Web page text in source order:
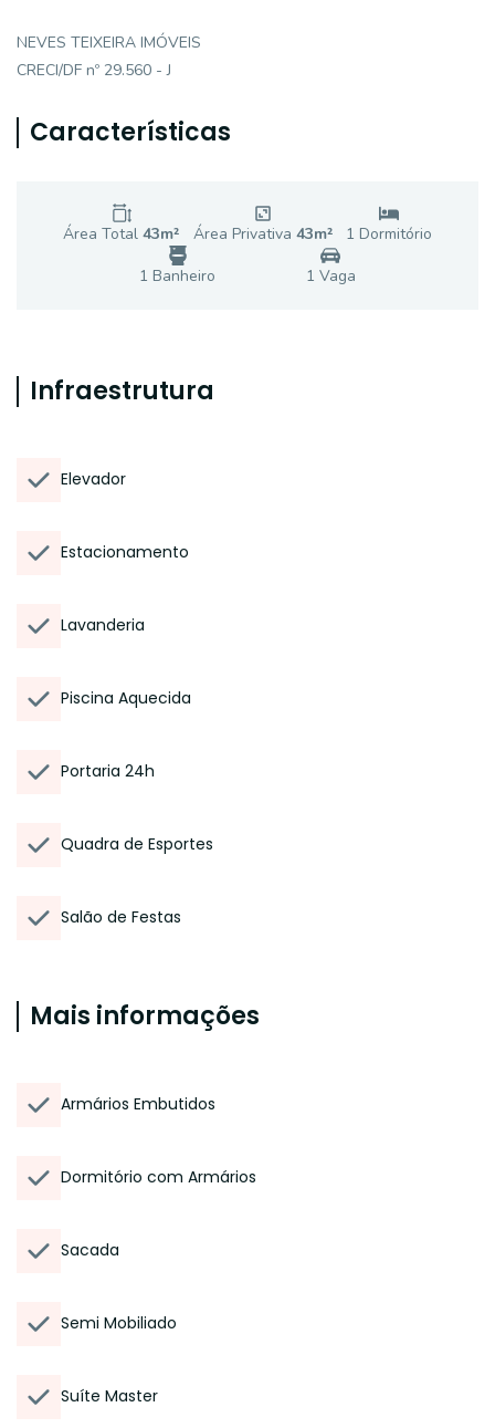
NEVES TEIXEIRA IMÓVEIS
CRECI/DF nº 29.560 - J
Características
Área Total 43m² Área Privativa 43m² 1 Dormitório
1 Banheiro 1 Vaga
Infraestrutura
Elevador
Estacionamento
Lavanderia
Piscina Aquecida
Portaria 24h
Quadra de Esportes
Salão de Festas
Mais informações
Armários Embutidos
Dormitório com Armários
Sacada
Semi Mobiliado
Suíte Master